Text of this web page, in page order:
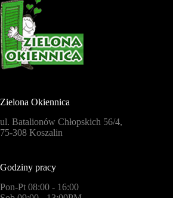
Zielona Okiennica
ul. Batalionów Chłopskich 56/4,
75-308 Koszalin
Godziny pracy
Pon-Pt 08:00 - 16:00